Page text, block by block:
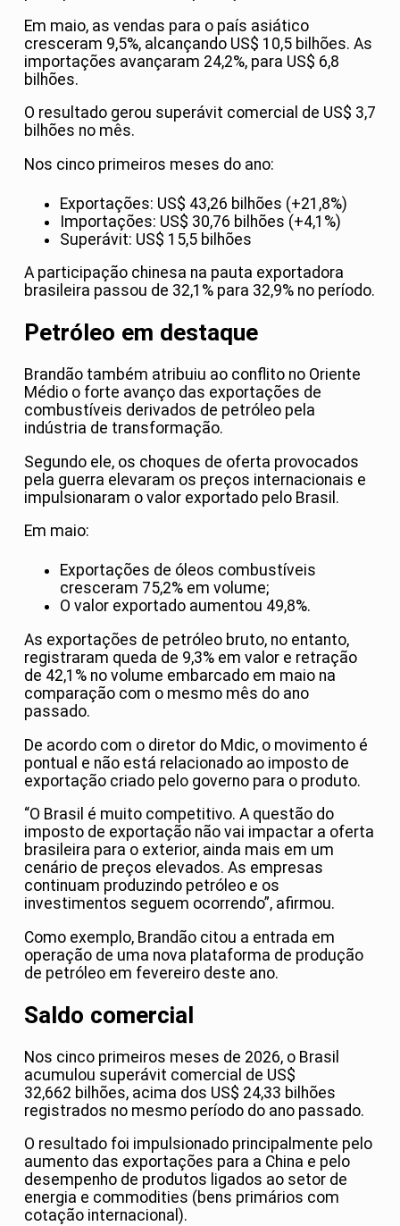
Em maio, as vendas para o país asiático
cresceram 9,5%, alcançando US$ 10,5 bilhões. As
importações avançaram 24,2%, para US$ 6,8
bilhões.
O resultado gerou superávit comercial de US$ 3,7
bilhões no mês.
Nos cinco primeiros meses do ano:
Exportações: US$ 43,26 bilhões (+21,8%)
Importações: US$ 30,76 bilhões (+4,1%)
Superávit: US$ 15,5 bilhões
A participação chinesa na pauta exportadora
brasileira passou de 32,1% para 32,9% no período.
Petróleo em destaque
Brandão também atribuiu ao conflito no Oriente
Médio o forte avanço das exportações de
combustíveis derivados de petróleo pela
indústria de transformação.
Segundo ele, os choques de oferta provocados
pela guerra elevaram os preços internacionais e
impulsionaram o valor exportado pelo Brasil.
Em maio:
Exportações de óleos combustíveis
cresceram 75,2% em volume;
O valor exportado aumentou 49,8%.
As exportações de petróleo bruto, no entanto,
registraram queda de 9,3% em valor e retração
de 42,1% no volume embarcado em maio na
comparação com o mesmo mês do ano
passado.
De acordo com o diretor do Mdic, o movimento é
pontual e não está relacionado ao imposto de
exportação criado pelo governo para o produto.
“O Brasil é muito competitivo. A questão do
imposto de exportação não vai impactar a oferta
brasileira para o exterior, ainda mais em um
cenário de preços elevados. As empresas
continuam produzindo petróleo e os
investimentos seguem ocorrendo”, afirmou.
Como exemplo, Brandão citou a entrada em
operação de uma nova plataforma de produção
de petróleo em fevereiro deste ano.
Saldo comercial
Nos cinco primeiros meses de 2026, o Brasil
acumulou superávit comercial de US$
32,662 bilhões, acima dos US$ 24,33 bilhões
registrados no mesmo período do ano passado.
O resultado foi impulsionado principalmente pelo
aumento das exportações para a China e pelo
desempenho de produtos ligados ao setor de
energia e commodities (bens primários com
cotação internacional).